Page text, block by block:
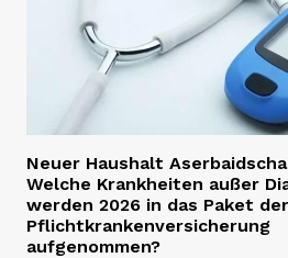
Neuer Haushalt
Welche Krankheiten außer
werden 2026 in das Paket der
Pflichtkrankenversicherung
aufgenommen?